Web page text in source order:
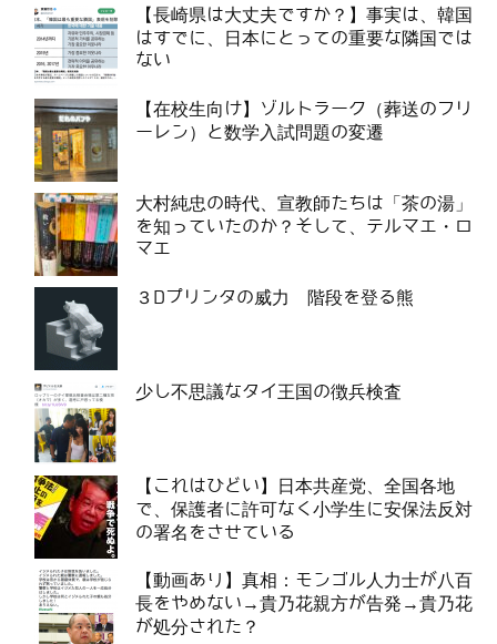
【長崎県は大丈夫ですか？】事実は、韓国
はすでに、日本にとっての重要な隣国では
ない
【在校生向け】ゾルトラーク（葬送のフリ
ーレン）と数学入試問題の変遷
大村純忠の時代、宣教師たちは「茶の湯」
を知っていたのか？そして、テルマエ・ロ
マエ
３Dプリンタの威力 階段を登る熊
少し不思議なタイ王国の徴兵検査
【これはひどい】日本共産党、全国各地
で、保護者に許可なく小学生に安保法反対
の署名をさせている
【動画あり】真相：モンゴル人力士が八百
長をやめない→貴乃花親方が告発→貴乃花
が処分された？